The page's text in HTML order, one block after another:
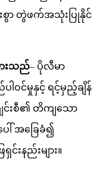
းစွာ တွဲဖက်အသုံးပြုနိုင်
းသည်– ပိုလီမာ
ပါဝင်မှုနှင့် ရင့်မှည့်ချိန်
းစီ၏ တိကျသော
ါ် အခြေခံ၍
းနည်းများ။